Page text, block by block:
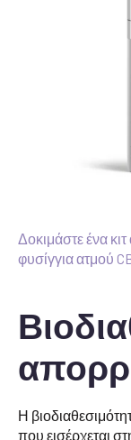
Δοκιμάστε ένα
φυσίγγια ατμού
Η
που εισέρχεται